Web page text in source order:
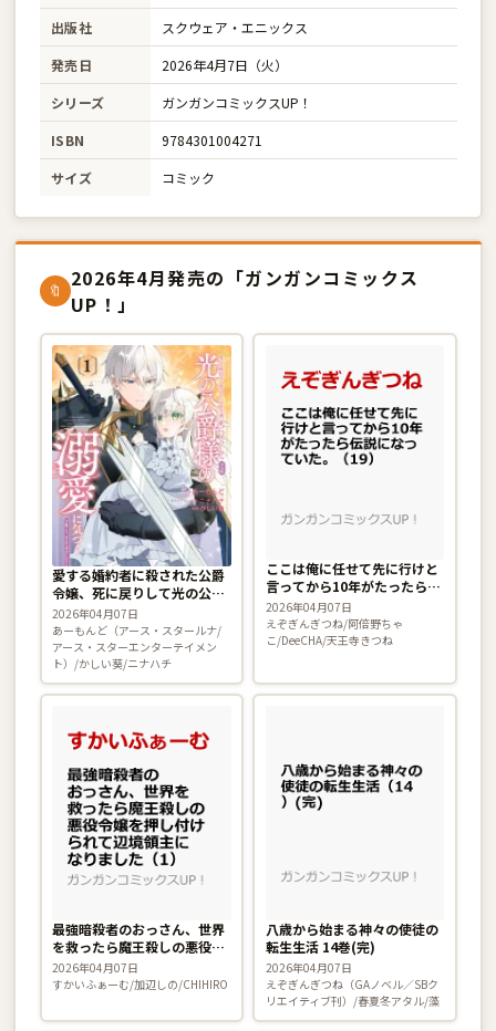
出版社
スクウェア・エニックス
発売日
2026年4月7日（火）
シリーズ
ガンガンコミックスUP！
ISBN
9784301004271
サイズ
コミック
🔖
2026年4月発売の「ガンガンコミックス
UP！」
愛する婚約者に殺された公爵
令嬢、死に戻りして光の公爵
様（お父様）の溺愛に気づ
く 〜今度こそ、生きて幸せ
になります！〜 1巻
2026年04月07日
あーもんど（アース・スタールナ/
アース・スターエンターテイメン
ト）/かしい葵/ニナハチ
ここは俺に任せて先に行けと
言ってから10年がたったら伝
説になっていた。 19巻
2026年04月07日
えぞぎんぎつね/阿倍野ちゃ
こ/DeeCHA/天王寺きつね
最強暗殺者のおっさん、世界
を救ったら魔王殺しの悪役令
嬢を押し付けられて辺境領主
になりました 1巻
2026年04月07日
すかいふぁーむ/加辺しの/CHIHIRO
八歳から始まる神々の使徒の
転生生活 14巻(完)
2026年04月07日
えぞぎんぎつね（GAノベル／SBク
リエイティブ刊）/春夏冬アタル/藻